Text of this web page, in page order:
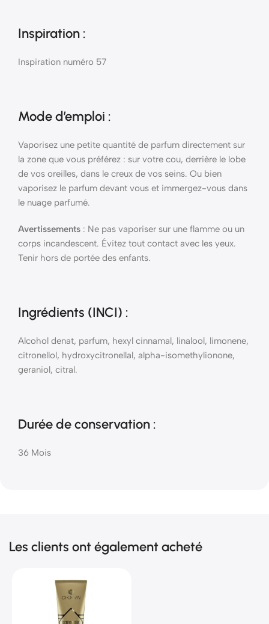
Inspiration :
Inspiration numéro 57
Mode d’emploi :
Vaporisez une petite quantité de parfum directement sur
la zone que vous préférez : sur votre cou, derrière le lobe
de vos oreilles, dans le creux de vos seins. Ou bien
vaporisez le parfum devant vous et immergez-vous dans
le nuage parfumé.
Avertissements : Ne pas vaporiser sur une flamme ou un
corps incandescent. Évitez tout contact avec les yeux.
Tenir hors de portée des enfants.
Ingrédients (INCI) :
Alcohol denat, parfum, hexyl cinnamal, linalool, limonene,
citronellol, hydroxycitronellal, alpha-isomethylionone,
geraniol, citral.
Durée de conservation :
36 Mois
Les clients ont également acheté